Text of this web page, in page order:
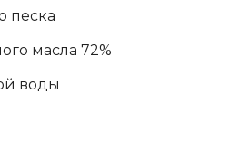
песка
масла 72%
воды